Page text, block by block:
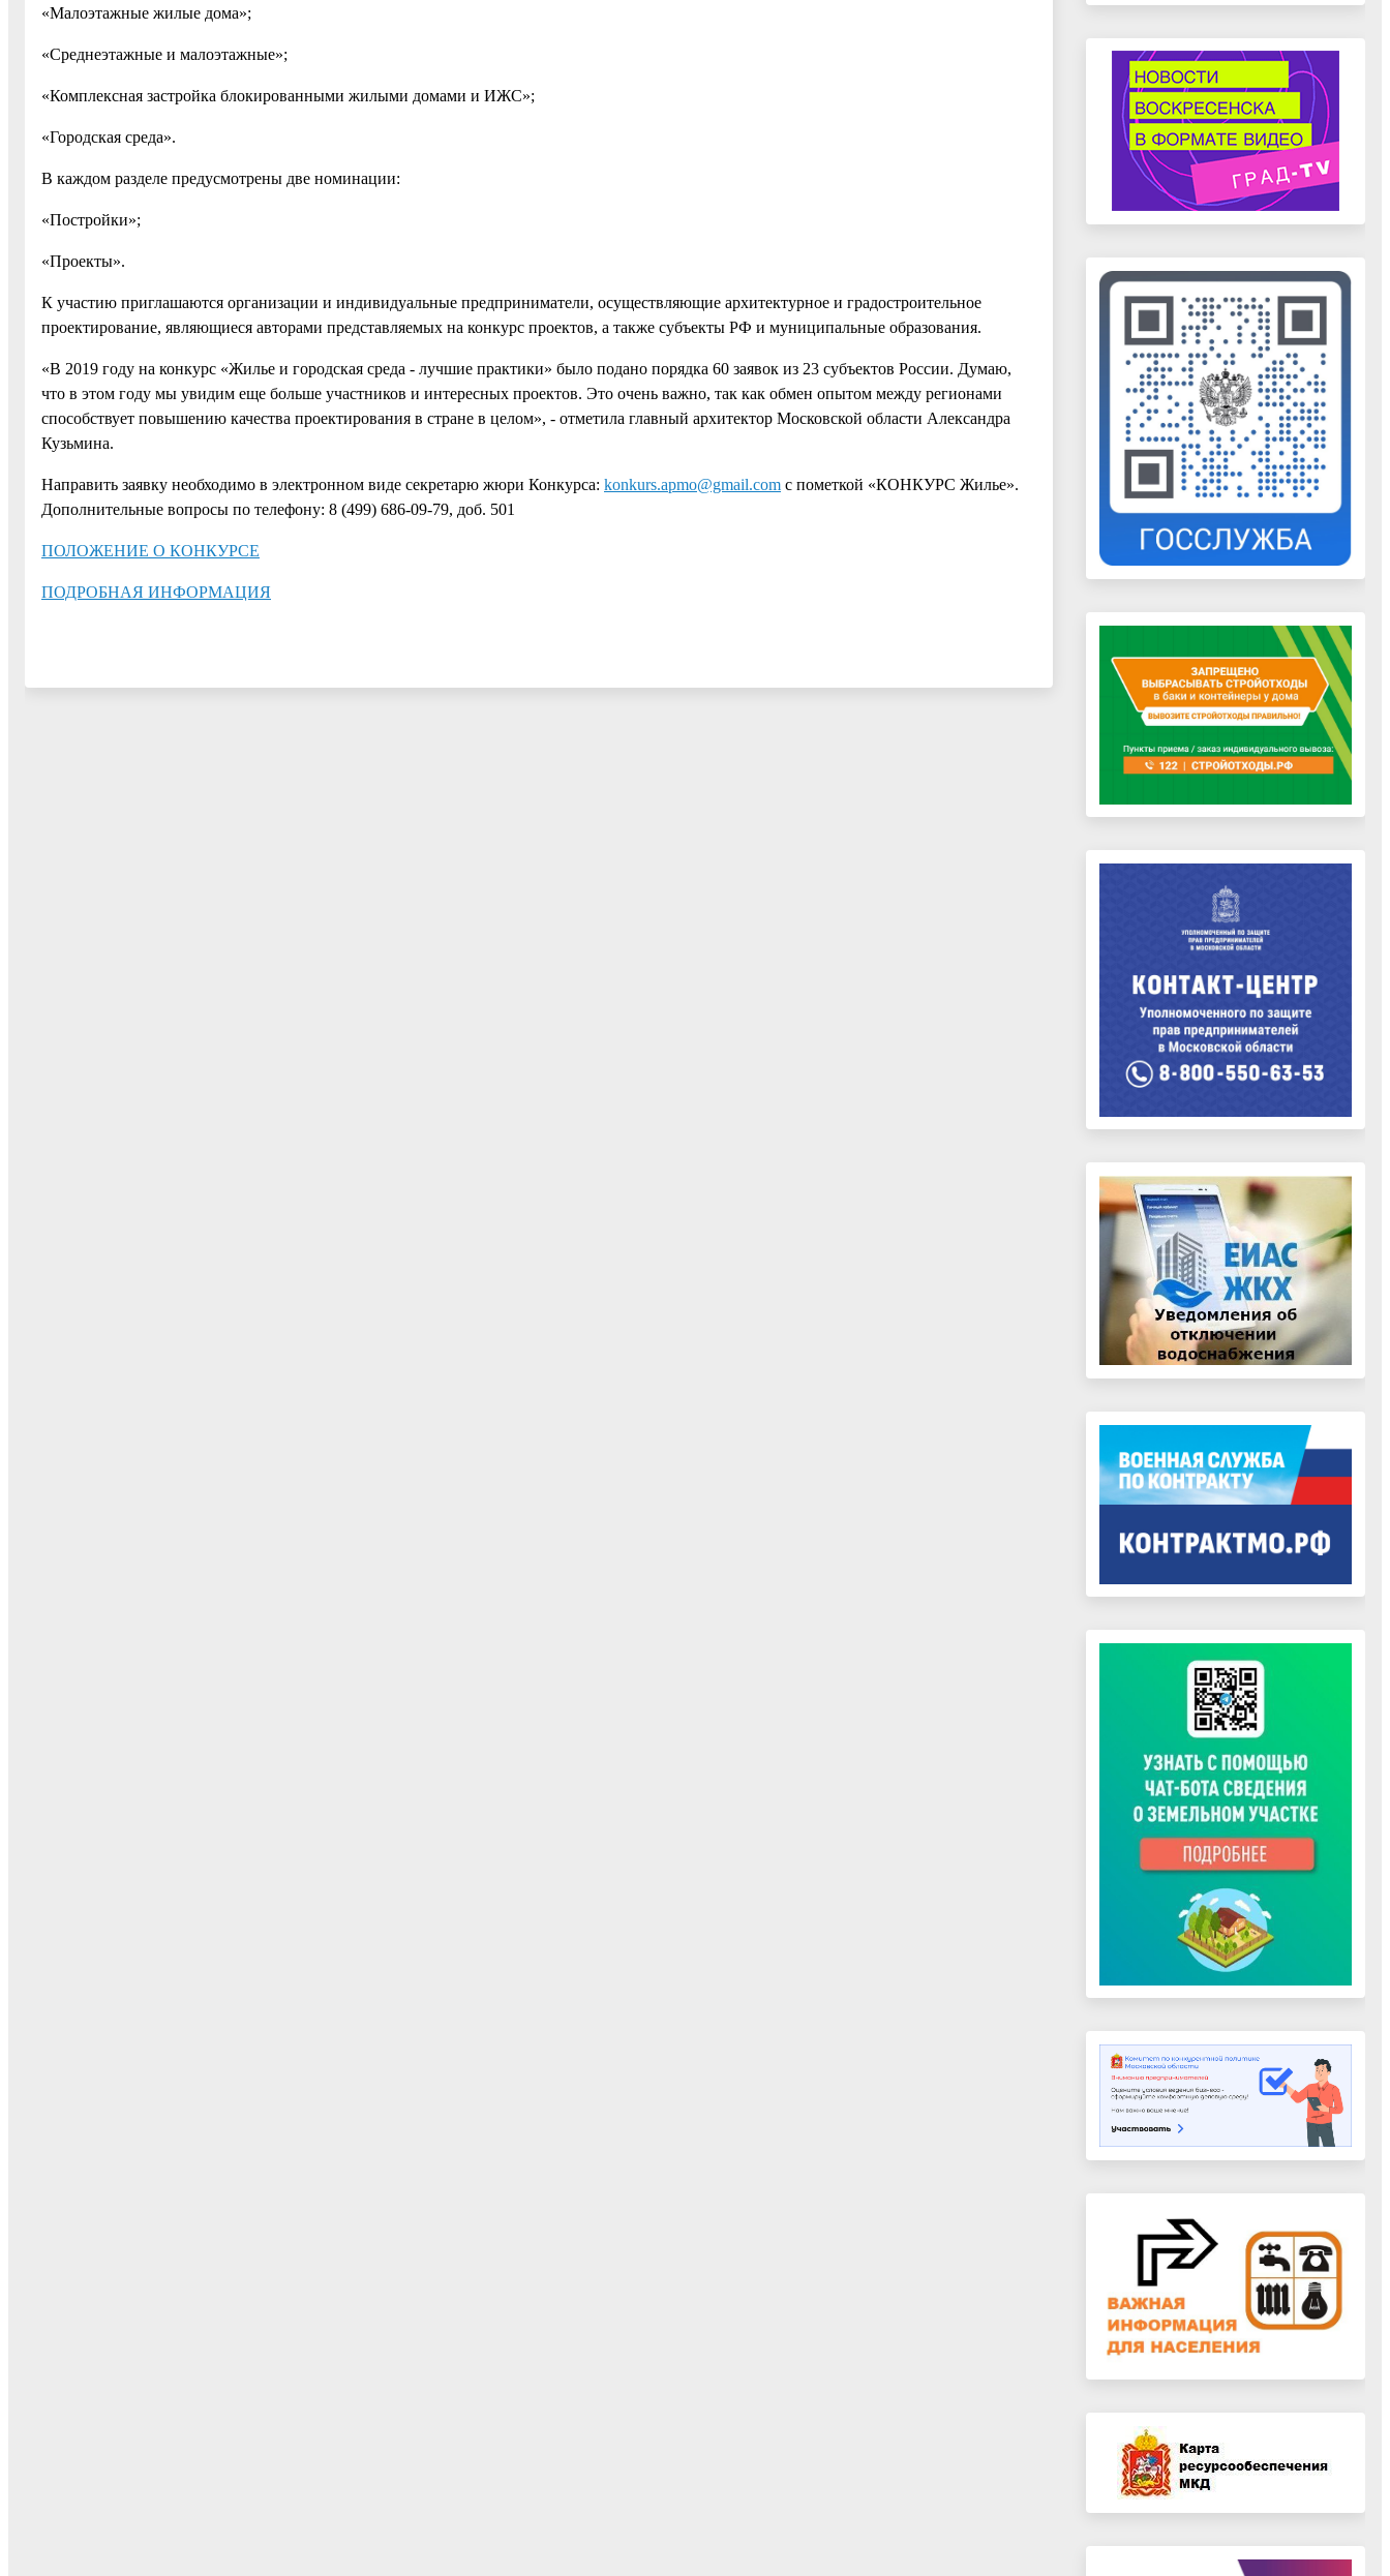
«Малоэтажные жилые дома»;
«Среднеэтажные и малоэтажные»;
«Комплексная застройка блокированными жилыми домами и ИЖС»;
«Городская среда».
В каждом разделе предусмотрены две номинации:
«Постройки»;
«Проекты».
К участию приглашаются организации и индивидуальные предприниматели, осуществляющие архитектурное и градостроительное
проектирование, являющиеся авторами представляемых на конкурс проектов, а также субъекты РФ и муниципальные образования.
«В 2019 году на конкурс «Жилье и городская среда - лучшие практики» было подано порядка 60 заявок из 23 субъектов России. Думаю,
что в этом году мы увидим еще больше участников и интересных проектов. Это очень важно, так как обмен опытом между регионами
способствует повышению качества проектирования в стране в целом», - отметила главный архитектор Московской области Александра
Кузьмина.
Направить заявку необходимо в электронном виде секретарю жюри Конкурса: konkurs.apmo@gmail.com c пометкой «КОНКУРС Жилье».
Дополнительные вопросы по телефону: 8 (499) 686-09-79, доб. 501
ПОЛОЖЕНИЕ О КОНКУРСЕ
ПОДРОБНАЯ ИНФОРМАЦИЯ